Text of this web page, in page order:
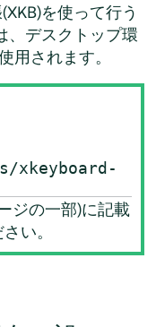
を使って行う
、デスクトップ環
用されます。
xkeyboard-
ジの一部)に記載
い。